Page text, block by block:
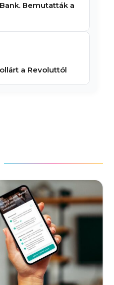
Bemutatták a
a Revoluttól